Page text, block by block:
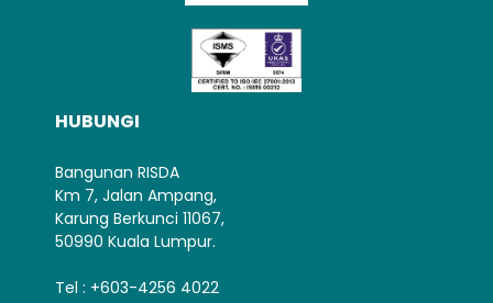
HUBUNGI
Bangunan RISDA
Km 7, Jalan Ampang,
Karung Berkunci 11067,
50990 Kuala Lumpur.
Tel : +603-4256 4022